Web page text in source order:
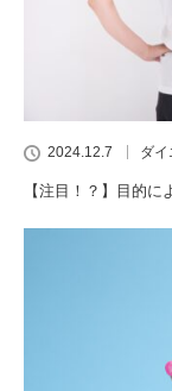
2024.12.7 ダイ
【注目！？】目的に